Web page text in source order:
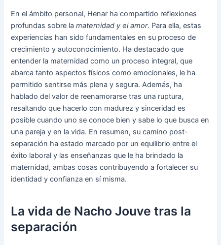
En el ámbito personal, Henar ha compartido reflexiones
profundas sobre lamaternidad y el amor. Para ella, estas
experiencias han sido fundamentales en su proceso de
crecimiento y autoconocimiento. Ha destacado que
entender la maternidad como un proceso integral, que
abarca tanto aspectos físicos como emocionales, le ha
permitido sentirse más plena y segura. Además, ha
hablado del valor de reenamorarse tras una ruptura,
resaltando que hacerlo con madurez y sinceridad es
posible cuando uno se conoce bien y sabe lo que busca en
una pareja y en la vida. En resumen, su camino post-
separación ha estado marcado por un equilibrio entre el
éxito laboral y las enseñanzas que le ha brindado la
maternidad, ambas cosas contribuyendo a fortalecer su
identidad y confianza en sí misma.
La vida de Nacho Jouve tras la
separación